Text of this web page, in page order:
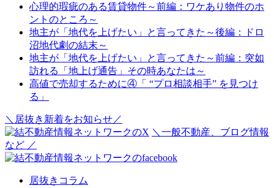
心理的瑕疵のある賃貸物件～前編：ワケあり物件のホ
ントのところ～
地主が「地代を上げたい」と言ってきた～後編：ドロ
沼地代劇の結末～
地主が「地代を上げたい」と言ってきた～前編：突如
訪れる「地上げ通告」その時あなたは～
高値で売却するために④「 “プロ相談相手” を見つけ
る」
＼居抜き新着をお知らせ／
＼一般不動産、ブログ情報
など ／
居抜きコラム